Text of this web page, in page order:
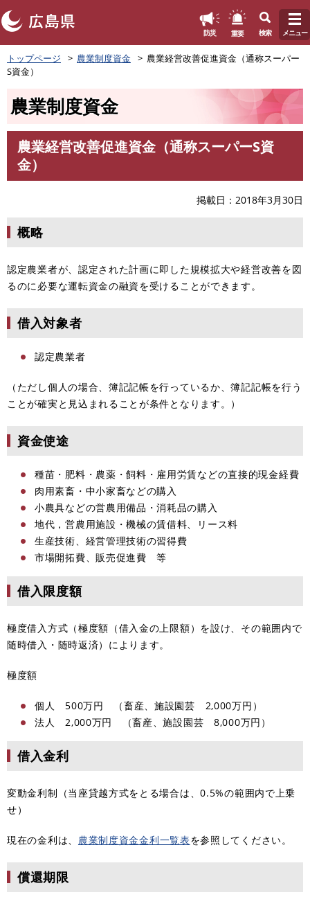
ペ
ー
ジ
防災 重要 検索 メニュー
トップページ 農業制度資金
農業経営改善促進資金（通称スーパー
S資金）
農業制度資金
農業経営改善促進資金（通称スーパーS資
金）
掲載日 2018年3月30日
概略
認定農業者が、認定された計画に即した規模拡大や経営改善を図
るのに必要な運転資金の融資を受けることができます。
借入対象者
認定農業者
（ただし個人の場合、簿記記帳を行っているか、簿記記帳を行う
ことが確実と見込まれることが条件となります。）
資金使途
種苗・肥料・農薬・飼料・雇用労賃などの直接的現金経費
肉用素畜・中小家畜などの購入
小農具などの営農用備品・消耗品の購入
地代，営農用施設・機械の賃借料、リース料
生産技術、経営管理技術の習得費
市場開拓費、販売促進費 等
借入限度額
極度借入方式（極度額（借入金の上限額）を設け、その範囲内で
随時借入・随時返済）によります。
極度額
個人 500万円 （畜産、施設園芸 2,000万円）
法人 2,000万円 （畜産、施設園芸 8,000万円）
借入金利
変動金利制（当座貸越方式をとる場合は、0.5%の範囲内で上乗
せ）
現在の金利は、 農業制度資金金利一覧表を参照してください。
償還期限